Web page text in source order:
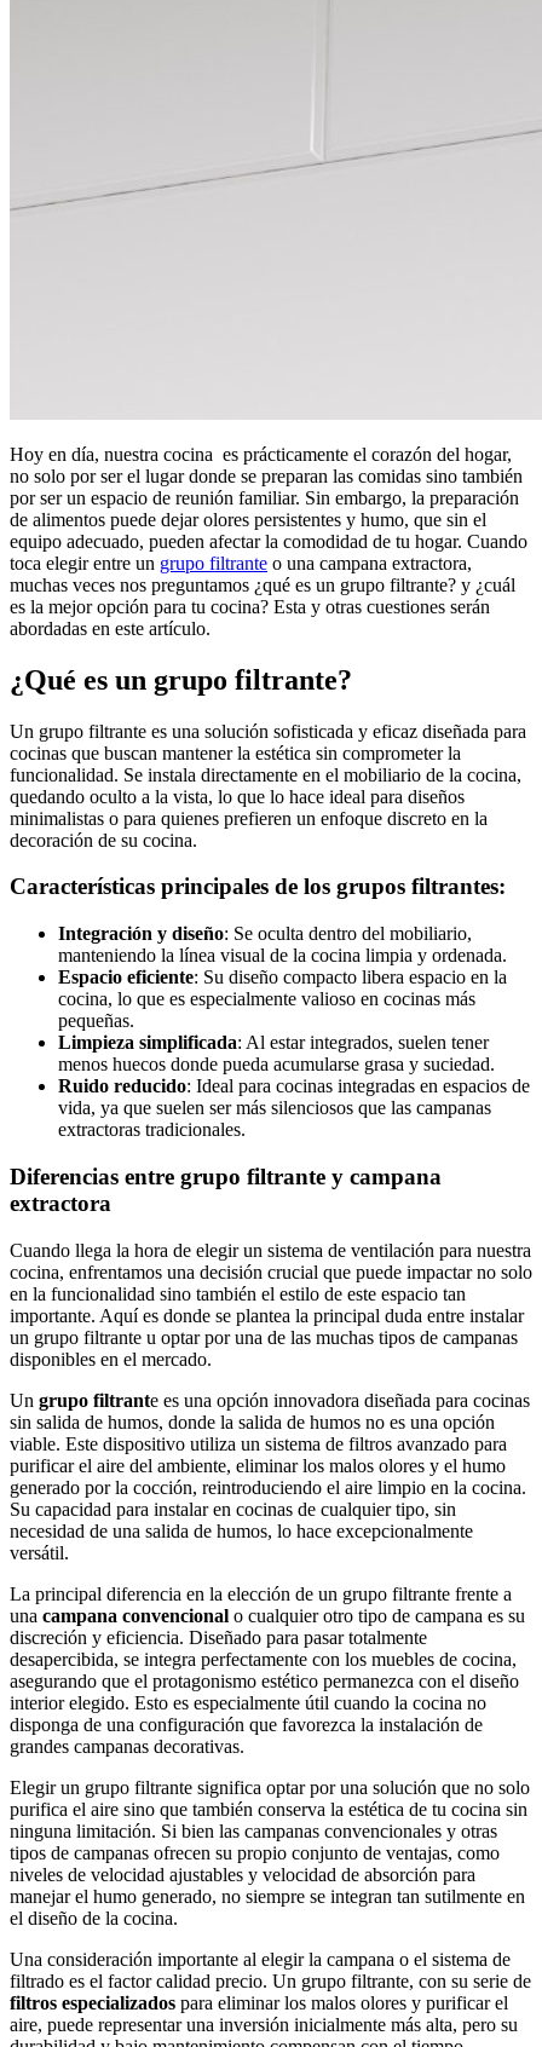
Hoy en día, nuestra cocina es prácticamente el corazón del hogar,
no solo por ser el lugar donde se preparan las comidas sino también
por ser un espacio de reunión familiar. Sin embargo, la preparación
de alimentos puede dejar olores persistentes y humo, que sin el
equipo adecuado, pueden afectar la comodidad de tu hogar. Cuando
toca elegir entre un grupo filtrante o una campana extractora,
muchas veces nos preguntamos ¿qué es un grupo filtrante? y ¿cuál
es la mejor opción para tu cocina? Esta y otras cuestiones serán
abordadas en este artículo.
¿Qué es un grupo filtrante?
Un grupo filtrante es una solución sofisticada y eficaz diseñada para
cocinas que buscan mantener la estética sin comprometer la
funcionalidad. Se instala directamente en el mobiliario de la cocina,
quedando oculto a la vista, lo que lo hace ideal para diseños
minimalistas o para quienes prefieren un enfoque discreto en la
decoración de su cocina.
Características principales de los grupos filtrantes:
Integración y diseño: Se oculta dentro del mobiliario,
manteniendo la línea visual de la cocina limpia y ordenada.
Espacio eficiente: Su diseño compacto libera espacio en la
cocina, lo que es especialmente valioso en cocinas más
pequeñas.
Limpieza simplificada: Al estar integrados, suelen tener
menos huecos donde pueda acumularse grasa y suciedad.
Ruido reducido: Ideal para cocinas integradas en espacios de
vida, ya que suelen ser más silenciosos que las campanas
extractoras tradicionales.
Diferencias entre grupo filtrante y campana
extractora
Cuando llega la hora de elegir un sistema de ventilación para nuestra
cocina, enfrentamos una decisión crucial que puede impactar no solo
en la funcionalidad sino también el estilo de este espacio tan
importante. Aquí es donde se plantea la principal duda entre instalar
un grupo filtrante u optar por una de las muchas tipos de campanas
disponibles en el mercado.
Un grupo filtrante es una opción innovadora diseñada para cocinas
sin salida de humos, donde la salida de humos no es una opción
viable. Este dispositivo utiliza un sistema de filtros avanzado para
purificar el aire del ambiente, eliminar los malos olores y el humo
generado por la cocción, reintroduciendo el aire limpio en la cocina.
Su capacidad para instalar en cocinas de cualquier tipo, sin
necesidad de una salida de humos, lo hace excepcionalmente
versátil.
La principal diferencia en la elección de un grupo filtrante frente a
una campana convencional o cualquier otro tipo de campana es su
discreción y eficiencia. Diseñado para pasar totalmente
desapercibida, se integra perfectamente con los muebles de cocina,
asegurando que el protagonismo estético permanezca con el diseño
interior elegido. Esto es especialmente útil cuando la cocina no
disponga de una configuración que favorezca la instalación de
grandes campanas decorativas.
Elegir un grupo filtrante significa optar por una solución que no solo
purifica el aire sino que también conserva la estética de tu cocina sin
ninguna limitación. Si bien las campanas convencionales y otras
tipos de campanas ofrecen su propio conjunto de ventajas, como
niveles de velocidad ajustables y velocidad de absorción para
manejar el humo generado, no siempre se integran tan sutilmente en
el diseño de la cocina.
Una consideración importante al elegir la campana o el sistema de
filtrado es el factor calidad precio. Un grupo filtrante, con su serie de
filtros especializados para eliminar los malos olores y purificar el
aire, puede representar una inversión inicialmente más alta, pero su